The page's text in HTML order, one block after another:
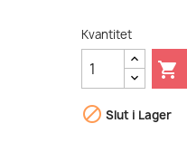
Kvantitet

 Slut i Lager